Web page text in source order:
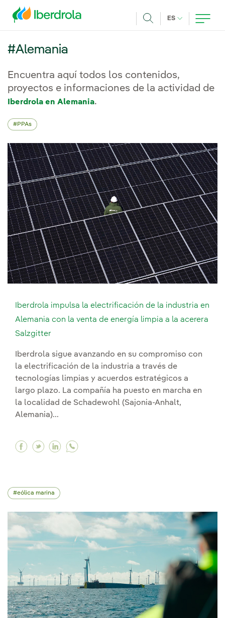
ES IDIOMA
#Alemania
Encuentra aquí todos los contenidos,
proyectos e informaciones de la actividad de
Iberdrola en Alemania.
PPAs
Iberdrola impulsa la electrificación de la industria en
Alemania con la venta de energía limpia a la acerera
Salzgitter
Iberdrola sigue avanzando en su compromiso con
la electrificación de la industria a través de
tecnologías limpias y acuerdos estratégicos a
largo plazo. La compañía ha puesto en marcha en
la localidad de Schadewohl (Sajonia-Anhalt,
Alemania)...
Facebook Iberdrola impulsa la electrificación
Twitter Iberdrola impulsa la
Linkedin Iberdrola impulsa la
eólica marina